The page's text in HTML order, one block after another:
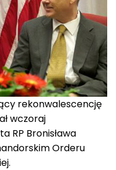
rekonwalescencję
wczoraj
RP Bronisława
Orderu